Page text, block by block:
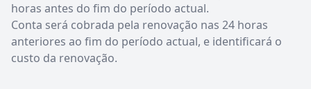
horas antes do fim do período actual.
Conta será cobrada pela renovação nas 24 horas
anteriores ao fim do período actual, e identificará o
custo da renovação.